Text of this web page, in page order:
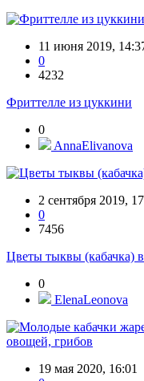
11 июня 2019,
0
4232
Фриттелле из цуккини
0
AnnaElivanova
2 сентября 2019,
0
7456
Цветы тыквы (кабачка)
0
ElenaLeonova
овощей, грибов
19 мая 2020, 16:01